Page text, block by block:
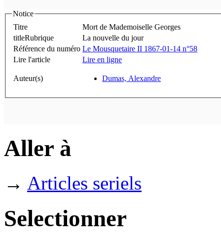
Notice
Titre
Mort de Mademoiselle Georges
titleRubrique
La nouvelle du jour
Référence du numéro Le Mousquetaire II 1867-01-14 n°58
Lire l'article
Lire en ligne
Auteur(s) Dumas, Alexandre
Aller à
→ Articles seriels
Selectionner